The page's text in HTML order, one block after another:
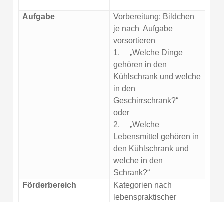
Aufgabe
Vorbereitung: Bildchen
je nach Aufgabe
vorsortieren
1.
„Welche Dinge
gehören in den
Kühlschrank und welche
in den
Geschirrschrank?“
oder
2.
„Welche
Lebensmittel gehören in
den Kühlschrank und
welche in den
Schrank?“
Förderbereich
Kategorien nach
lebenspraktischer